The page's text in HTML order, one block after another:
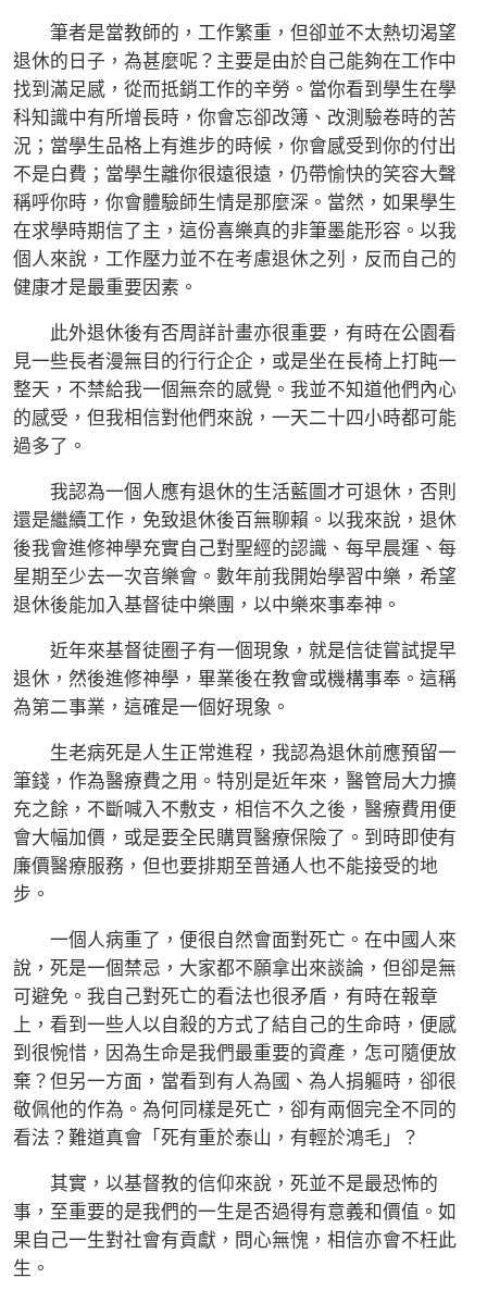
筆者是當教師的，工作繁重，但卻並不太熱切渴望
退休的日子，為甚麼呢？主要是由於自己能夠在工作中
找到滿足感，從而抵銷工作的辛勞。當你看到學生在學
科知識中有所增長時，你會忘卻改簿、改測驗卷時的苦
況；當學生品格上有進步的時候，你會感受到你的付出
不是白費；當學生離你很遠很遠，仍帶愉快的笑容大聲
稱呼你時，你會體驗師生情是那麼深。當然，如果學生
在求學時期信了主，這份喜樂真的非筆墨能形容。以我
個人來說，工作壓力並不在考慮退休之列，反而自己的
健康才是最重要因素。
此外退休後有否周詳計畫亦很重要，有時在公園看
見一些長者漫無目的行行企企，或是坐在長椅上打盹一
整天，不禁給我一個無奈的感覺。我並不知道他們內心
的感受，但我相信對他們來說，一天二十四小時都可能
過多了。
我認為一個人應有退休的生活藍圖才可退休，否則
還是繼續工作，免致退休後百無聊賴。以我來說，退休
後我會進修神學充實自己對聖經的認識、每早晨運、每
星期至少去一次音樂會。數年前我開始學習中樂，希望
退休後能加入基督徒中樂團，以中樂來事奉神。
近年來基督徒圈子有一個現象，就是信徒嘗試提早
退休，然後進修神學，畢業後在教會或機構事奉。這稱
為第二事業，這確是一個好現象。
生老病死是人生正常進程，我認為退休前應預留一
筆錢，作為醫療費之用。特別是近年來，醫管局大力擴
充之餘，不斷喊入不敷支，相信不久之後，醫療費用便
會大幅加價，或是要全民購買醫療保險了。到時即使有
廉價醫療服務，但也要排期至普通人也不能接受的地
步。
一個人病重了，便很自然會面對死亡。在中國人來
說，死是一個禁忌，大家都不願拿出來談論，但卻是無
可避免。我自己對死亡的看法也很矛盾，有時在報章
上，看到一些人以自殺的方式了結自己的生命時，便感
到很惋惜，因為生命是我們最重要的資產，怎可隨便放
棄？但另一方面，當看到有人為國、為人捐軀時，卻很
敬佩他的作為。為何同樣是死亡，卻有兩個完全不同的
看法？難道真會「死有重於泰山，有輕於鴻毛」？
其實，以基督教的信仰來說，死並不是最恐怖的
事，至重要的是我們的一生是否過得有意義和價值。如
果自己一生對社會有貢獻，問心無愧，相信亦會不枉此
生。